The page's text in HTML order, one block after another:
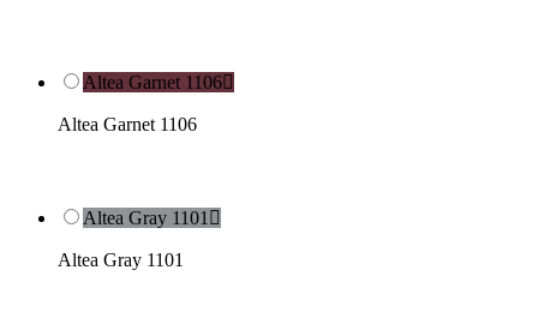
Altea Garnet 1106
Altea Garnet 1106
Altea Gray 1101 
Altea Gray 1101